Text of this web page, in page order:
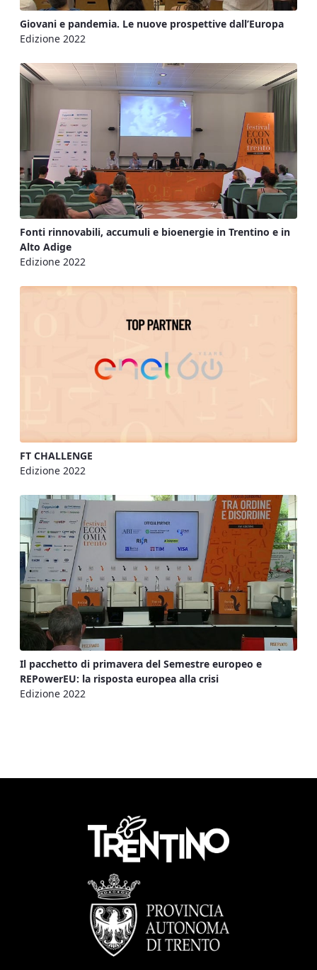
Giovani e pandemia. Le nuove prospettive dall’Europa
Edizione 2022
Fonti rinnovabili, accumuli e bioenergie in Trentino e in
Alto Adige
Edizione 2022
FT CHALLENGE
Edizione 2022
Il pacchetto di primavera del Semestre europeo e
REPowerEU: la risposta europea alla crisi
Edizione 2022